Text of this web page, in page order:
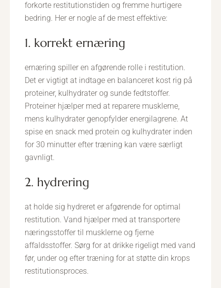
forkorte restitutionstiden og fremme hurtigere
bedring. Her er nogle af de mest effektive:
1. korrekt ernæring
ernæring spiller en afgørende rolle i restitution.
Det er vigtigt at indtage en balanceret kost rig på
proteiner, kulhydrater og sunde fedtstoffer.
Proteiner hjælper med at reparere musklerne,
mens kulhydrater genopfylder energilagrene. At
spise en snack med protein og kulhydrater inden
for 30 minutter efter træning kan være særligt
gavnligt.
2. hydrering
at holde sig hydreret er afgørende for optimal
restitution. Vand hjælper med at transportere
næringsstoffer til musklerne og fjerne
affaldsstoffer. Sørg for at drikke rigeligt med vand
før, under og efter træning for at støtte din krops
restitutionsproces.